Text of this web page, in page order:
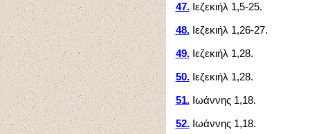
47.Ιεζεκιήλ 1,5-25.
48.Ιεζεκιήλ 1,26-27.
49.Ιεζεκιήλ 1,28.
50.Ιεζεκιήλ 1,28.
51.Ιωάννης 1,18.
52.Ιωάννης 1,18.